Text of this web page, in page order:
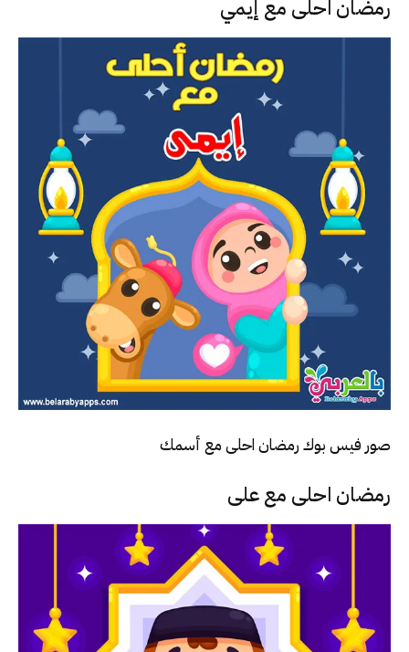
رمضان احلى مع إيمي
صور فيس بوك رمضان احلى مع أسمك
رمضان احلى مع على